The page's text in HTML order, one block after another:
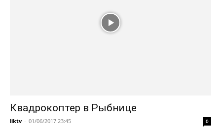
Квадрокоптер в Рыбнице
liktv - 01/06/2017 23:45 0